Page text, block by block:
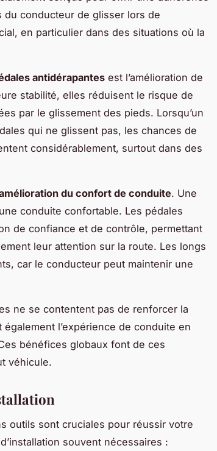
du conducteur de glisser lors de
en particulier dans des situations où la
antidérapantes est l’amélioration de
stabilité, elles réduisent le risque de
par le glissement des pieds. Lorsqu’un
qui ne glissent pas, les chances de
considérablement, surtout dans des
du confort de conduite. Une
conduite confortable. Les pédales
de confiance et de contrôle, permettant
leur attention sur la route. Les longs
car le conducteur peut maintenir une
ne se contentent pas de renforcer la
l’expérience de conduite en
bénéfices globaux font de ces
véhicule.
outils sont cruciales pour réussir votre
souvent nécessaires :